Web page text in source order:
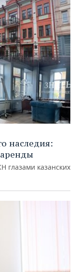
наследия:
глазами казанских